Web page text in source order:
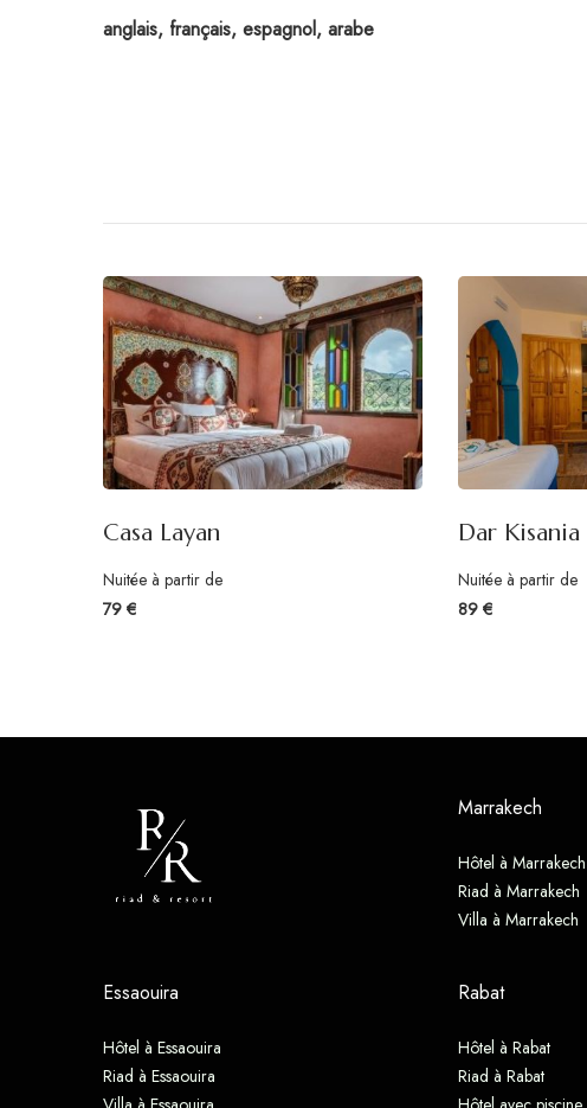
anglais, français, espagnol, arabe
Casa Layan
Nuitée à partir de
79 €
Dar Kisania
Nuitée à partir de
89 €
Marrakech
Hôtel à Marrakech
Riad à Marrakech
Villa à Marrakech
Essaouira
Hôtel à Essaouira
Riad à Essaouira
Rabat
Hôtel à Rabat
Riad à Rabat